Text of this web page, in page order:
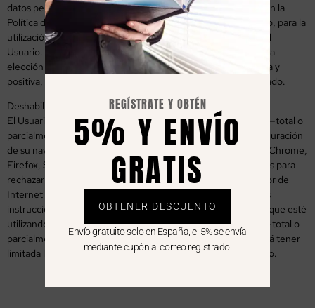
datos personales. Por tanto, a las mismas les será de aplicación la
Política de Privacidad anteriormente descrita. En este sentido, para la
utilización de las mismas será necesario el consentimiento del
Usuario. Este consentimiento será comunicado, en base a una
elección auténtica, ofrecido mediante una decisión afirmativa y
positiva, antes del tratamiento inicial, removible y documentado.
Deshabilitar, rechazar y eliminar cookies
El Usuario puede deshabilitar, rechazar y eliminar las cookies —total o
parcialmente— instaladas en su dispositivo mediante la configuración
de su navegador (entre los que se encuentran, por ejemplo, Chrome,
Firefox, Safari, Explorer). En este sentido, los procedimientos para
rechazar y eliminar las cookies pueden diferir de un navegador de
Internet a otro. En consecuencia, el Usuario debe acudir a las
instrucciones facilitadas por el propio navegador de Internet que esté
utilizando. En el supuesto de que rechace el uso de cookies —total o
parcialmente— podrá seguir usando el Sitio Web, si bien podrá tener
limitada la utilización de algunas de las prestaciones del mismo.
REGÍSTRATE Y OBTÉN
5% Y ENVÍO
GRATIS
OBTENER DESCUENTO
Envío gratuito solo en España, el 5% se envía
mediante cupón al correo registrado.